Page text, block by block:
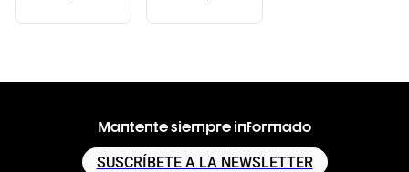
Mantente siempre informado
SUSCRÍBETE A LA NEWSLETTER